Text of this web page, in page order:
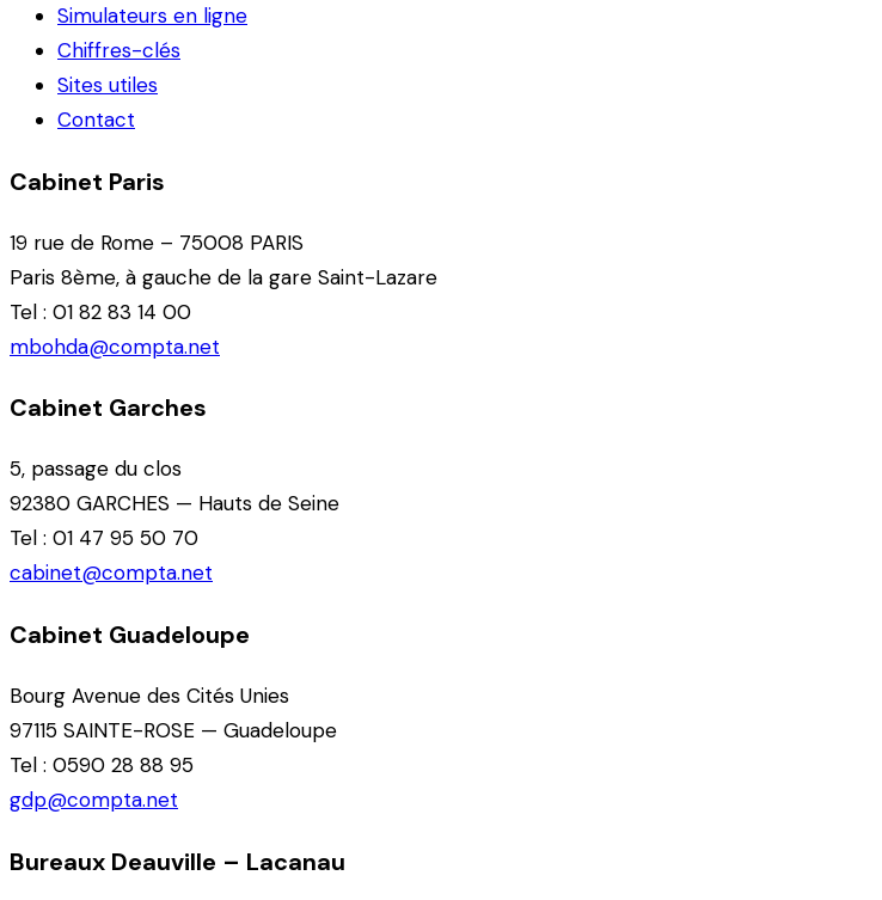
Simulateurs en ligne
Chiffres-clés
Sites utiles
Contact
Cabinet Paris
19 rue de Rome – 75008 PARIS
Paris 8ème, à gauche de la gare Saint-Lazare
Tel : 01 82 83 14 00
mbohda@compta.net
Cabinet Garches
5, passage du clos
92380 GARCHES — Hauts de Seine
Tel : 01 47 95 50 70
cabinet@compta.net
Cabinet Guadeloupe
Bourg Avenue des Cités Unies
97115 SAINTE-ROSE — Guadeloupe
Tel : 0590 28 88 95
gdp@compta.net
Bureaux Deauville – Lacanau